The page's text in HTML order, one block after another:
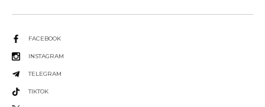
FACEBOOK
INSTAGRAM
TELEGRAM
TIKTOK